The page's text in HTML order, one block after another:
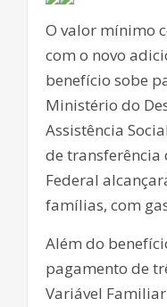
O valor mínimo
com o novo
benefício sobe
Ministério do
Assistência
de transferência
Federal
famílias, com
Além do
pagamento de
Variável